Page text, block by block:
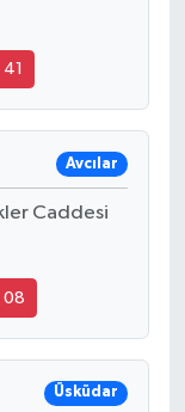
Avcılar
Caddesi
08
Üsküdar